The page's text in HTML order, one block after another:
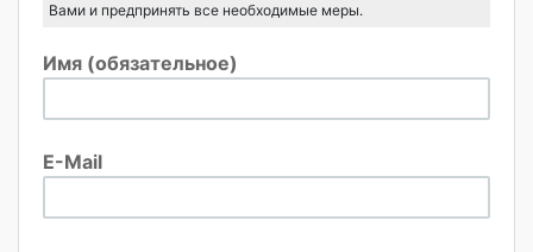
Вами и предпринять все необходимые меры.
Имя (обязательное)
E-Mail